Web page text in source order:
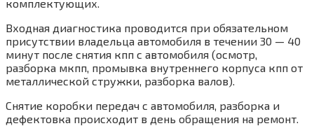
комплектующих.
Входная диагностика проводится при обязательном
присутствии владельца автомобиля в течении 30 — 40
минут после снятия кпп с автомобиля (осмотр,
разборка мкпп, промывка внутреннего корпуса кпп от
металлической стружки, разборка валов).
Снятие коробки передач с автомобиля, разборка и
дефектовка происходит в день обращения на ремонт.